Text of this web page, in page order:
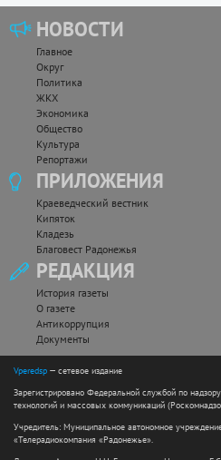
НОВОСТИ
Главное
Округ
Политика
ЖКХ
Экономика
Общество
Культура
Репортажи
ПРИЛОЖЕНИЯ
Краеведческий вестник
Кипяток
Кладезь
Благовест Радонежья
РЕДАКЦИЯ
История газеты
О газете
Антикоррупция
Документы
Vperedsp — сетевое издание
Зарегистрировано Федеральной службой по
технологий и массовых коммуникаций
Учредитель: Муниципальное автономное
«Телерадиокомпания «Радонежье».